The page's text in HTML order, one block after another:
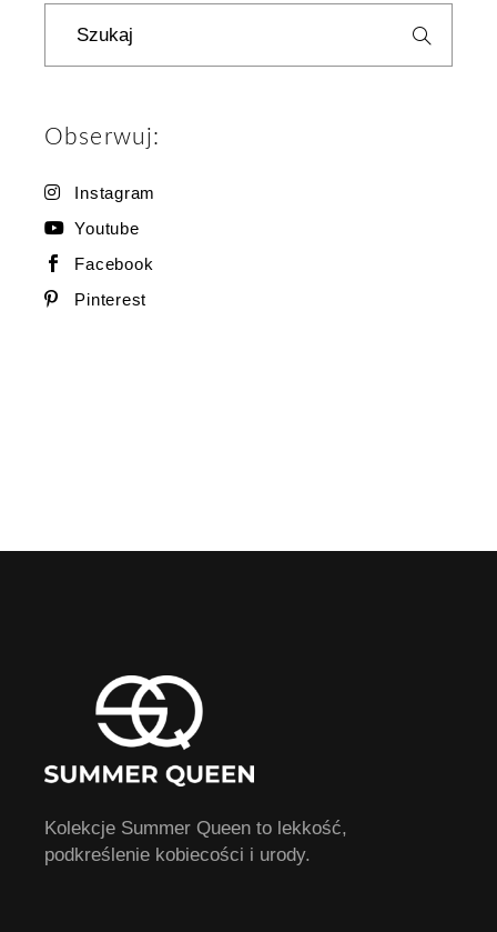
Szukaj
Obserwuj:
Instagram
Youtube
Facebook
Pinterest
Kolekcje Summer Queen to lekkość,
podkreślenie kobiecości i urody.